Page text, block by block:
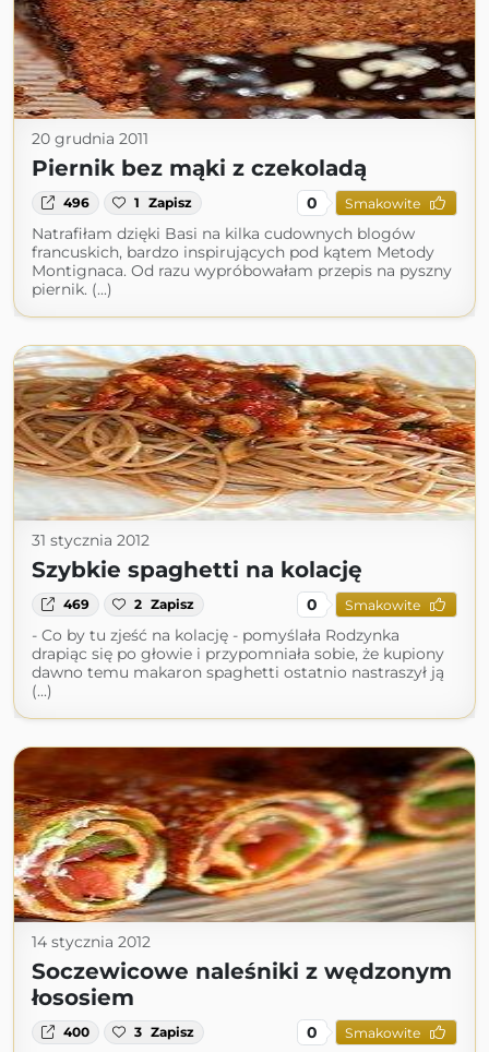
20 grudnia 2011
Piernik bez mąki z czekoladą
496 1 Zapisz 0 Smakowite
Natrafiłam dzięki Basi na kilka cudownych blogów
francuskich, bardzo inspirujących pod kątem Metody
Montignaca. Od razu wypróbowałam przepis na pyszny
piernik. (...)
31 stycznia 2012
Szybkie spaghetti na kolację
469 2 Zapisz 0 Smakowite
- Co by tu zjeść na kolację - pomyślała Rodzynka
drapiąc się po głowie i przypomniała sobie, że kupiony
dawno temu makaron spaghetti ostatnio nastraszył ją
(...)
14 stycznia 2012
Soczewicowe naleśniki z wędzonym
łososiem
400 3 Zapisz 0 Smakowite